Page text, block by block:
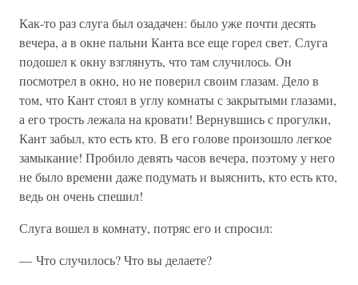
Как-то раз слуга был озадачен: было уже почти десять
вечера, а в окне пальни Канта все еще горел свет. Слуга
подошел к окну взглянуть, что там случилось. Он
посмотрел в окно, но не поверил своим глазам. Дело в
том, что Кант стоял в углу комнаты с закрытыми глазами,
а его трость лежала на кровати! Вернувшись с прогулки,
Кант забыл, кто есть кто. В его голове произошло легкое
замыкание! Пробило девять часов вечера, поэтому у него
не было времени даже подумать и выяснить, кто есть кто,
ведь он очень спешил!
Слуга вошел в комнату, потряс его и спросил:
— Что случилось? Что вы делаете?